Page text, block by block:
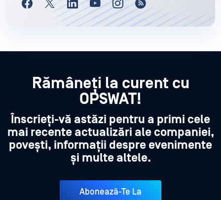
Rămâneți la curent cu
OPSWAT!
Înscrieți-vă astăzi pentru a primi cele
mai recente actualizări ale companiei,
povești, informații despre evenimente
și multe altele.
Abonează-Te La